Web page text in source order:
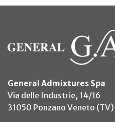
General Admixtures Spa
Via delle Industrie, 14/16
31050 Ponzano Veneto (TV)